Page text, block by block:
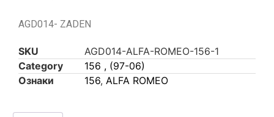
AGD014- ZADEN
SKU
AGD014-ALFA-ROMEO-156-1
Category
156 , (97-06)
Ознаки
156, ALFA ROMEO